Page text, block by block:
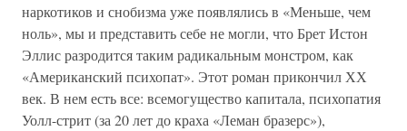
наркотиков и снобизма уже появлялись в «Меньше, чем
ноль», мы и представить себе не могли, что Брет Истон
Эллис разродится таким радикальным монстром, как
«Американский психопат». Этот роман прикончил ХХ
век. В нем есть все: всемогущество капитала, психопатия
Уолл-стрит (за 20 лет до краха «Леман бразерс»),